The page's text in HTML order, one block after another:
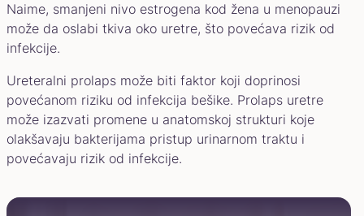
Naime, smanjeni nivo estrogena kod žena u menopauzi
može da oslabi tkiva oko uretre, što povećava rizik od
infekcije.
Ureteralni prolaps može biti faktor koji doprinosi
povećanom riziku od infekcija bešike. Prolaps uretre
može izazvati promene u anatomskoj strukturi koje
olakšavaju bakterijama pristup urinarnom traktu i
povećavaju rizik od infekcije.